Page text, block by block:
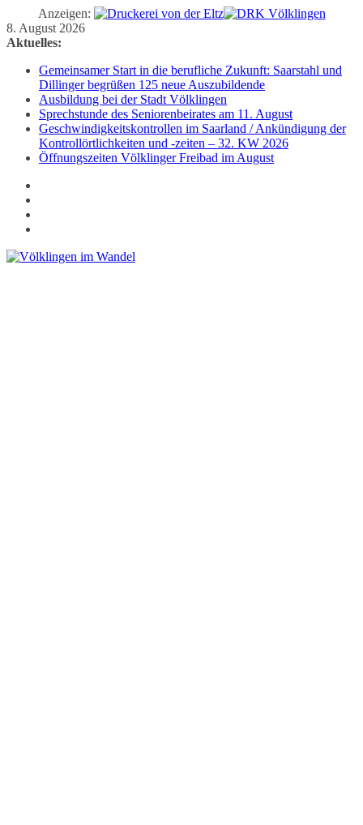
Anzeigen:
Zum
Inhalt
8. August 2026
Aktuelles:
Gemeinsamer Start in die berufliche Zukunft: Saarstahl und
Dillinger begrüßen 125 neue Auszubildende
Ausbildung bei der Stadt Völklingen
Sprechstunde des Seniorenbeirates am 11. August
Geschwindigkeitskontrollen im Saarland / Ankündigung der
Kontrollörtlichkeiten und -zeiten – 32. KW 2026
Öffnungszeiten Völklinger Freibad im August